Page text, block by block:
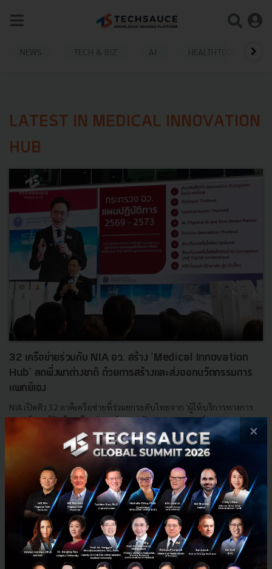
NEWS TECH & BIZ AI HEALTHTECH
LATEST IN MEDICAL INNOVATION
HUB
32 เครือข่ายร่วมกับ NIA อว. สร้าง 'Medical Innovation
Hub' ลดพึ่งพาต่างชาติ ด้วยการสร้างและส่งออกนวัตกรรมการ
แพทย์เอง
NIA เปิดตัว 32 ภาคีเครือข่ายที่ร่วมยกระดับไทยจาก 'ผู้ให้บริการทางการ
แพทย์และผู้รับจ้างผลิต' สู่ 'ศูนย์กลางนวัตกรรมการแพทย์ (Medical
Innovation Hub)' ที่สามารถออกแบบ พัฒนา และต่อยอด...
พฤษภาคม 30, 2026| By
Techsauce Team
อว. nia mhesi medtech
×